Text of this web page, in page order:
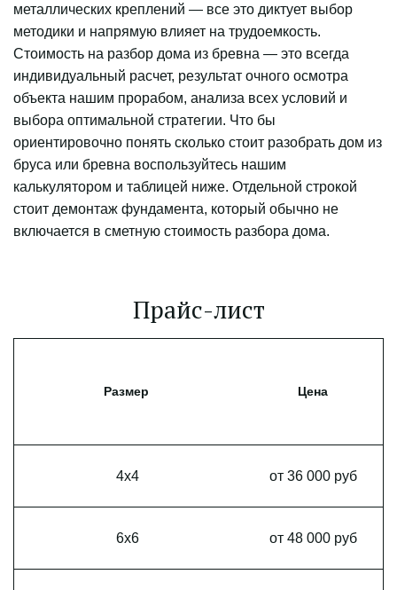
металлических креплений — все это диктует выбор
методики и напрямую влияет на трудоемкость.
Стоимость на разбор дома из бревна — это всегда
индивидуальный расчет, результат очного осмотра
объекта нашим прорабом, анализа всех условий и
выбора оптимальной стратегии. Что бы
ориентировочно понять сколько стоит разобрать дом из
бруса или бревна воспользуйтесь нашим
калькулятором и таблицей ниже. Отдельной строкой
стоит демонтаж фундамента, который обычно не
включается в сметную стоимость разбора дома.
Прайс-лист
Размер Цена
4x4 от 36 000 руб
6x6 от 48 000 руб